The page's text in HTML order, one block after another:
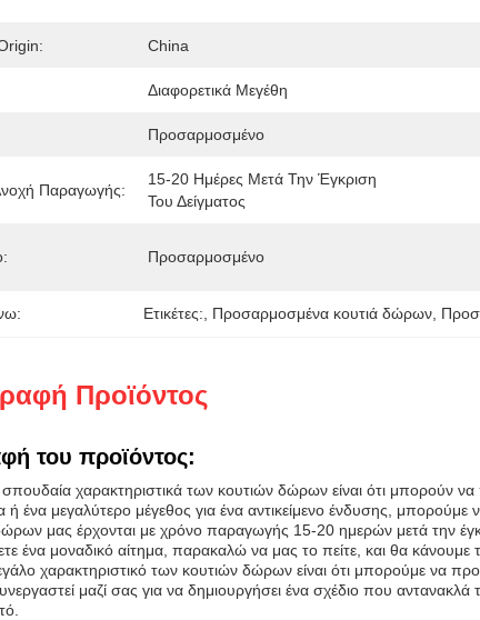
China
Διαφορετικά Μεγέθη
Προσαρμοσμένο
Παραγωγής:
15-20 Ημέρες Μετά Την Έγκριση
Του Δείγματος
Προσαρμοσμένο
Ετικέτες: Προσαρμοσμένα κουτιά δώρων,
Προϊόντος
του προϊόντος:
χαρακτηριστικά των κουτιών δώρων είναι ότι μπορούν να
ένα μεγαλύτερο μέγεθος για ένα αντικείμενο ένδυσης,
μας έρχονται με χρόνο παραγωγής 15-20 ημερών μετά την
ένα μοναδικό αίτημα, παρακαλώ να μας το πείτε, και θα κάνουμε
χαρακτηριστικό των κουτιών δώρων είναι ότι μπορούμε να
μαζί σας για να δημιουργήσει ένα σχέδιο που